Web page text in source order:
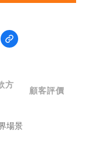
方
顧客評價
場景